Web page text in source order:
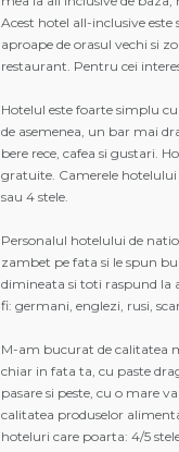
Acest hotel all-inclusive
aproape de orasul vechi si
restaurant. Pentru cei
Hotelul este foarte simplu
de asemenea, un bar mai
bere rece, cafea si gustari.
gratuite. Camerele
sau 4 stele.
Personalul hotelului de
zambet pe fata si le spun
dimineata si toti raspund la
fi: germani, englezi, rusi,
M-am bucurat de calitatea
chiar in fata ta, cu paste
pasare si peste, cu o mare
calitatea produselor
hoteluri care poarta: 4/5